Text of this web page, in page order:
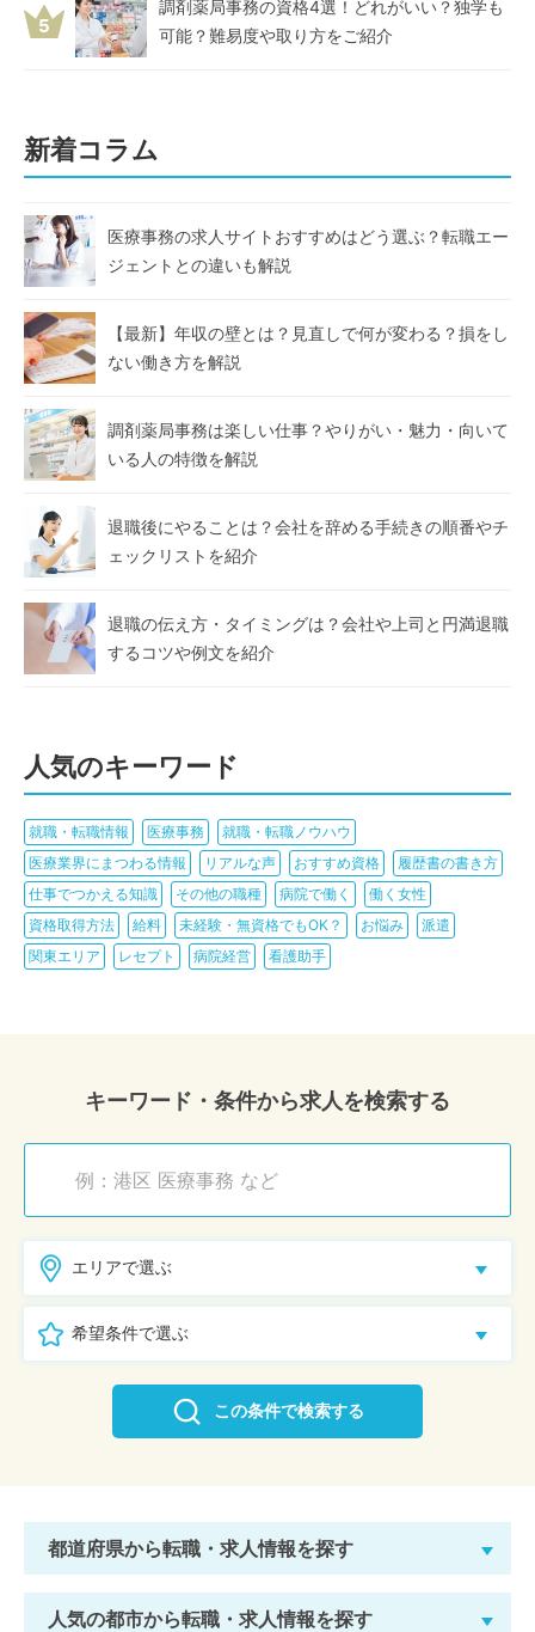
5
調剤薬局事務の資格4選！どれがいい？独学も
可能？難易度や取り方をご紹介
新着コラム
医療事務の求人サイトおすすめはどう選ぶ？転職エー
ジェントとの違いも解説
【最新】年収の壁とは？見直しで何が変わる？損をし
ない働き方を解説
調剤薬局事務は楽しい仕事？やりがい・魅力・向いて
いる人の特徴を解説
退職後にやることは？会社を辞める手続きの順番やチ
ェックリストを紹介
退職の伝え方・タイミングは？会社や上司と円満退職
するコツや例文を紹介
人気のキーワード
就職・転職情報 医療事務
就職・転職ノウハウ
医療業界にまつわる情報
リアルな声 おすすめ資格
履歴書の書き方
仕事でつかえる知識
その他の職種 病院で働く
働く女性
資格取得方法
給料 未経験・無資格でもOK？ お悩み
派遣
関東エリア
レセプト 病院経営 看護助手
キーワード・条件から求人を検索する
エリアで選ぶ
希望条件で選ぶ
この条件で検索する
都道府県から転職・求人情報を探す
人気の都市から転職・求人情報を探す